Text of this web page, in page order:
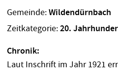
Gemeinde:Wildendürnbach
Zeitkategorie:20.
Chronik:
Laut Inschrift im Jahr 1921